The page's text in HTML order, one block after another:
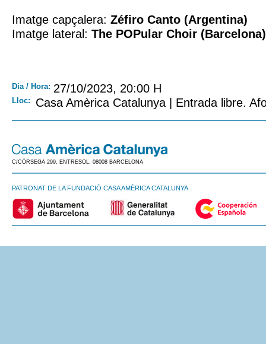
Imatge capçalera: Zéfiro Canto (Argentina)
Imatge lateral: The POPular Choir (Barcelona)
Dia / Hora: 27/10/2023, 20:00 H
Lloc: Casa Amèrica Catalunya | Entrada libre.
C/CÒRSEGA 299, ENTRESOL. 08008 BARCELONA
PATRONAT DE LA FUNDACIÓ CASA AMÈRICA CATALUNYA